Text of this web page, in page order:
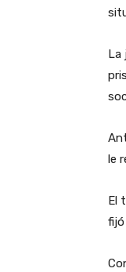
La
le
El
fijó